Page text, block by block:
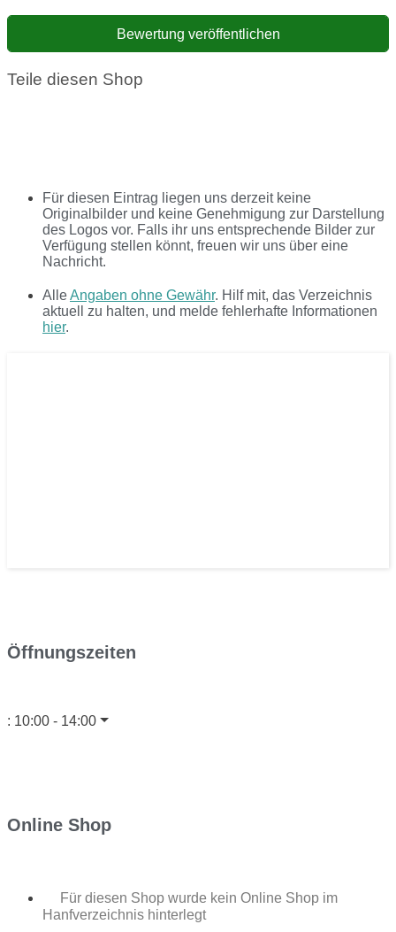
Teile diesen Shop
Für diesen Eintrag liegen uns derzeit keine
Originalbilder und keine Genehmigung zur Darstellung
des Logos vor. Falls ihr uns entsprechende Bilder zur
Verfügung stellen könnt, freuen wir uns über eine
Nachricht.
AlleAngaben ohne Gewähr. Hilf mit, das Verzeichnis
aktuell zu halten, und melde fehlerhafte Informationen
hier.
Öffnungszeiten
: 10:00 - 14:00
Online Shop
Für diesen Shop wurde kein Online Shop im
Hanfverzeichnis hinterlegt